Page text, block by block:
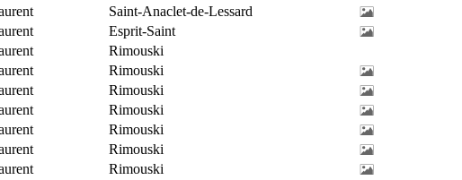
Saint-Anaclet-de-Lessard
Esprit-Saint
Rimouski
Rimouski
Rimouski
Rimouski
Rimouski
Rimouski
Rimouski